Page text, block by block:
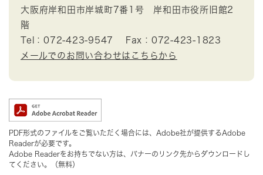
大阪府岸和田市岸城町7番1号 岸和田市役所旧館2
階
Tel：072-423-9547
Fax：072-423-1823
メールでのお問い合わせはこちらから
PDF形式のファイルをご覧いただく場合には、Adobe社が提供するAdobe
Readerが必要です。
Adobe Readerをお持ちでない方は、バナーのリンク先からダウンロードし
てください。（無料）